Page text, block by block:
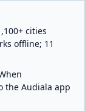
cities
offline; 11
the Audiala app